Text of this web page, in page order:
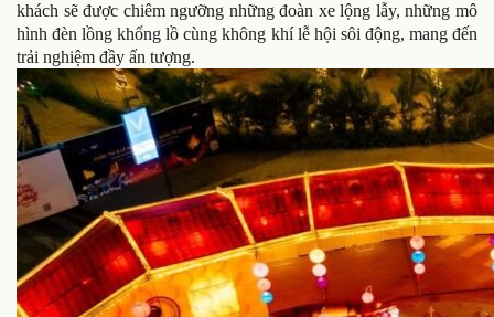
khách sẽ được chiêm ngưỡng những đoàn xe lộng lẫy, những mô
hình đèn lồng khổng lồ cùng không khí lễ hội sôi động, mang đến
trải nghiệm đầy ấn tượng.